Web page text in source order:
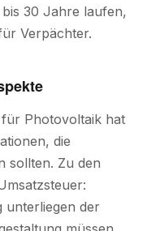
30 Jahre laufen,
Verpächter.
Photovoltaik hat
die
sollten. Zu den
unterliegen der